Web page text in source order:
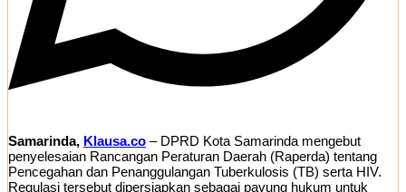
Samarinda, Klausa.co – DPRD Kota Samarinda mengebut
penyelesaian Rancangan Peraturan Daerah (Raperda) tentang
Pencegahan dan Penanggulangan Tuberkulosis (TB) serta HIV.
Regulasi tersebut dipersiapkan sebagai payung hukum untuk